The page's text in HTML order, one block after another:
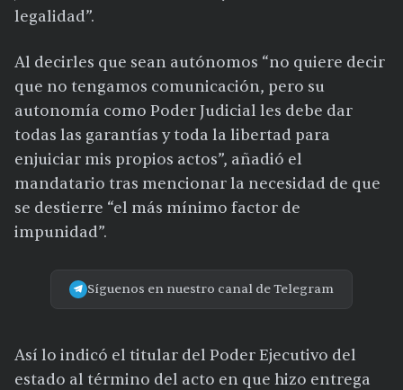
legalidad”.
Al decirles que sean autónomos “no quiere decir
que no tengamos comunicación, pero su
autonomía como Poder Judicial les debe dar
todas las garantías y toda la libertad para
enjuiciar mis propios actos”, añadió el
mandatario tras mencionar la necesidad de que
se destierre “el más mínimo factor de
impunidad”.
Síguenos en nuestro canal de Telegram
Así lo indicó el titular del Poder Ejecutivo del
estado al término del acto en que hizo entrega